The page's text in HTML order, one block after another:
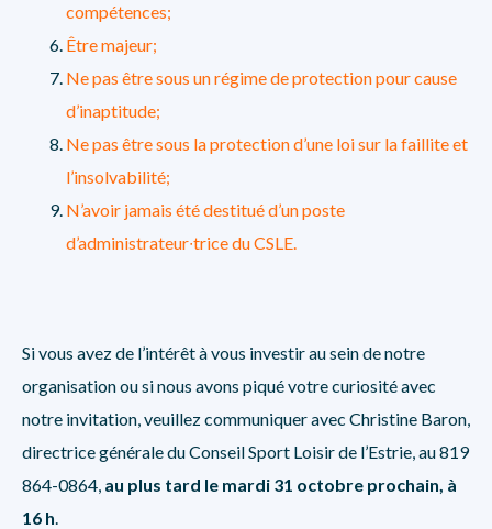
compétences;
Être majeur;
Ne pas être sous un régime de protection pour cause
d’inaptitude;
Ne pas être sous la protection d’une loi sur la faillite et
l’insolvabilité;
N’avoir jamais été destitué d’un poste
d’administrateur∙trice du CSLE.
Si vous avez de l’intérêt à vous investir au sein de notre
organisation ou si nous avons piqué votre curiosité avec
notre invitation, veuillez communiquer avec Christine Baron,
directrice générale du Conseil Sport Loisir de l’Estrie, au 819
864-0864, au plus tard le mardi 31 octobre prochain, à
16 h.